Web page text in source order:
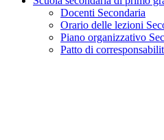
Docenti Secondaria
Orario delle lezioni
Piano organizzativo
Patto di